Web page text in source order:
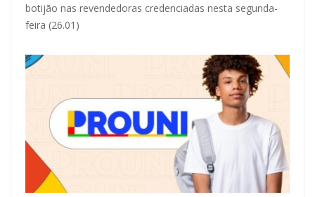
botijão nas revendedoras credenciadas nesta segunda-
feira (26.01)